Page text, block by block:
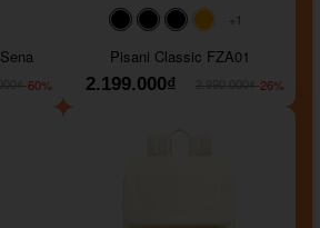
-60%
#000000#000000
#000000
#ffa500
+1
Pisani Classic FZA01
2.199.000₫
-26%